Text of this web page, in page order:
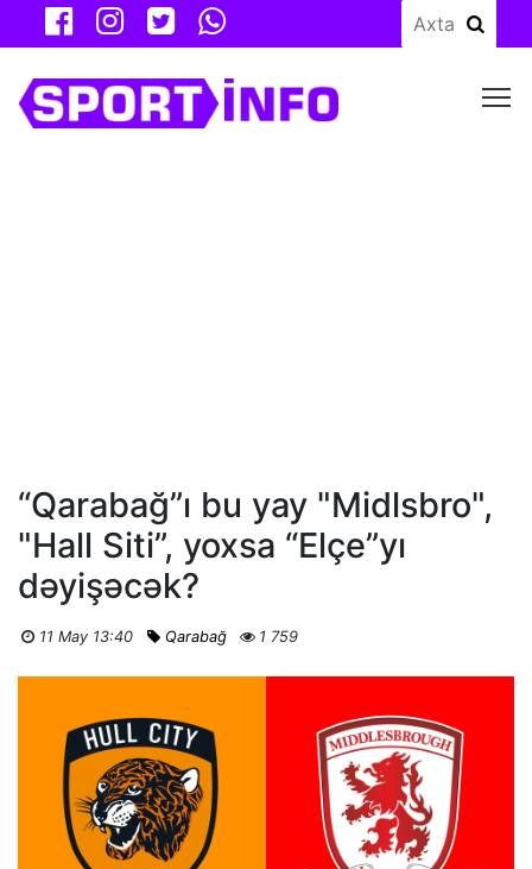
“Qarabağ”ı bu yay "Midlsbro",
"Hall Siti”, yoxsa “Elçe”yı
dəyişəcək?
11 May 13:40 Qarabağ 1 759